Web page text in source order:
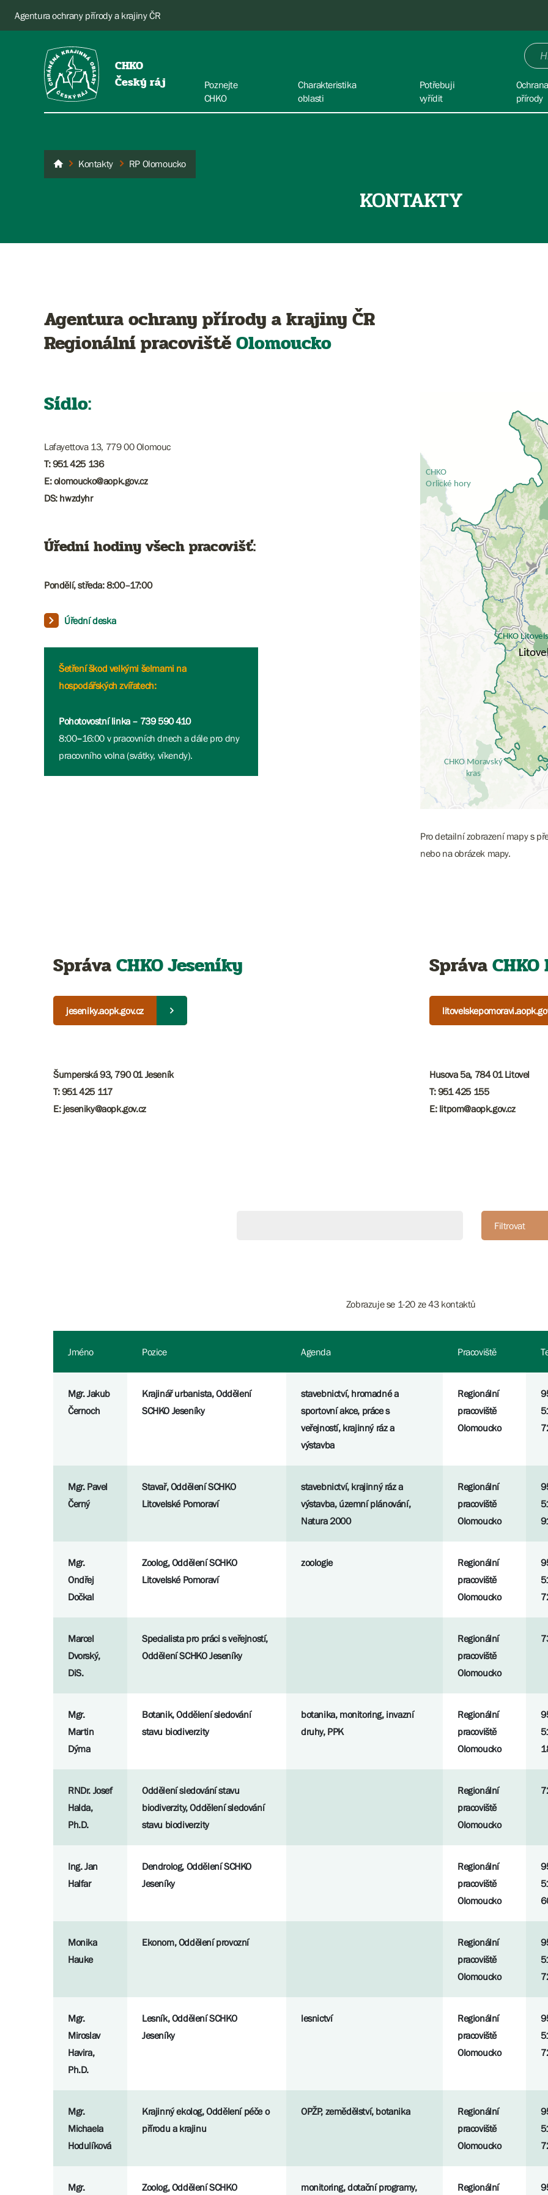
Agentura ochrany přírody a krajiny ČR
CHKO
Český ráj
Poznejte
CHKO
Charakteristika
oblasti
Potřebuji
vyřídit
Ochrana
přírody
Český ráj
Kontakty RP Olomoucko
KONTAKTY
Agentura ochrany přírody a krajiny ČR
Regionální pracovištěOlomoucko
Sídlo:
Lafayettova 13, 779 00 Olomouc
T: 951 425 136
E: ​​​olomoucko@aopk.gov.cz
DS: hwzdyhr
Úřední hodiny všech pracovišť:
Pondělí, středa: 8:00–17:00​​
Úřední deska
Šetření škod velkými šelmami na
hospodářských zvířatech:
Pohotovostní linka – 739 590 410
8:00–16:00 v pracovních dnech a dále pro dny
pracovního volna (svátky, víkendy).
Pro detailní zobrazení mapy s
nebo na obrázek mapy.
SprávaCHKO Jeseníky
jeseniky.aopk.gov.cz
Šumperská 93, 790 01 Jeseník
T: 951 425 117
E: jeseniky@aopk.gov.cz
Správa
Husova 5a, 784 01 Litovel
T: 951 425 155
E: litpom@aopk.gov.cz
Filtrovat
Zobrazuje se 1-20 ze 43 kontaktů
Jméno Pozice Agenda Pracoviště
Mgr. Jakub
Černoch
Krajinář urbanista, Oddělení
SCHKO Jeseníky
stavebnictví, hromadné a
sportovní akce, práce s
veřejností, krajinný ráz a
výstavba
Regionální
pracoviště
Olomoucko
Mgr. Pavel
Černý
Stavař, Oddělení SCHKO
Litovelské Pomoraví
stavebnictví, krajinný ráz a
výstavba, územní plánování,
Natura 2000
Regionální
pracoviště
Olomoucko
Mgr.
Ondřej
Dočkal
Zoolog, Oddělení SCHKO
Litovelské Pomoraví
zoologie
Regionální
pracoviště
Olomoucko
Marcel
Dvorský,
DiS.
Specialista pro práci s veřejností,
Oddělení SCHKO Jeseníky
Regionální
pracoviště
Olomoucko
Mgr.
Martin
Dýma
Botanik, Oddělení sledování
stavu biodiverzity
botanika, monitoring, invazní
druhy, PPK
Regionální
pracoviště
Olomoucko
RNDr. Josef
Halda,
Ph.D.
Oddělení sledování stavu
biodiverzity, Oddělení sledování
stavu biodiverzity
Regionální
pracoviště
Olomoucko
Ing. Jan
Halfar
Dendrolog, Oddělení SCHKO
Jeseníky
Regionální
pracoviště
Olomoucko
Monika
Hauke
Ekonom, Oddělení provozní
Regionální
pracoviště
Olomoucko
Mgr.
Miroslav
Havira,
Ph.D.
Lesník, Oddělení SCHKO
Jeseníky
lesnictví
Regionální
pracoviště
Olomoucko
Mgr.
Michaela
Hodulíková
Krajinný ekolog, Oddělení péče o
přírodu a krajinu
OPŽP, zemědělství, botanika
Regionální
pracoviště
Olomoucko
Mgr. Zoolog, Oddělení SCHKO monitoring, dotační programy, Regionální